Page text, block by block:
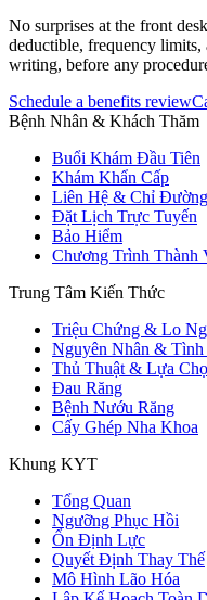
No surprises at the front
deductible, frequency limits,
writing, before any
Schedule a benefits review
Bệnh Nhân & Khách Thăm
Buổi Khám Đầu Tiên
Khám Khẩn Cấp
Liên Hệ & Chỉ Đường
Đặt Lịch Trực Tuyến
Bảo Hiểm
Chương Trình Thành
Trung Tâm Kiến Thức
Triệu Chứng & Lo
Nguyên Nhân & Tình
Thủ Thuật & Lựa
Đau Răng
Bệnh Nướu Răng
Cấy Ghép Nha Khoa
Khung KYT
Tổng Quan
Ngưỡng Phục Hồi
Ổn Định Lực
Quyết Định Thay Thế
Mô Hình Lão Hóa